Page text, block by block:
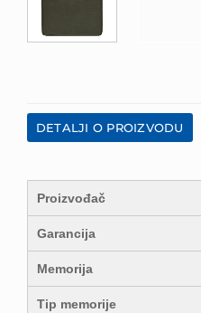
DETALJI O PROIZVODU
Proizvođač
Garancija
Memorija
Tip memorije